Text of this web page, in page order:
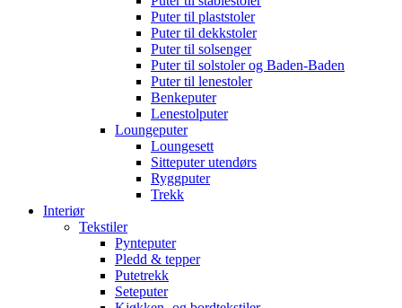
Puter til plaststoler
Puter til dekkstoler
Puter til solsenger
Puter til solstoler og Baden-Baden
Puter til lenestoler
Benkeputer
Lenestolputer
Loungeputer
Loungesett
Sitteputer utendørs
Ryggputer
Trekk
Interiør
Tekstiler
Pynteputer
Pledd & tepper
Putetrekk
Seteputer